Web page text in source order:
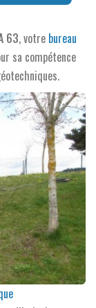
63, votre bureau
sa compétence